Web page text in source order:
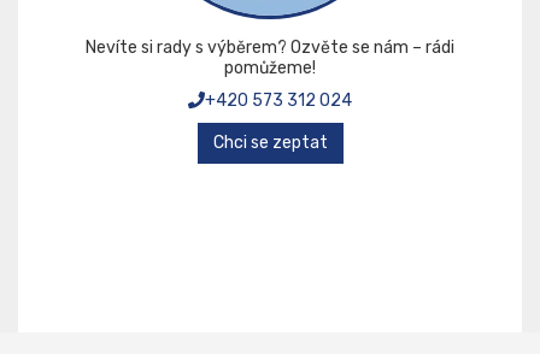
Nevíte si rady s výběrem? Ozvěte se nám – rádi
pomůžeme!
+420 573 312 024
Chci se zeptat